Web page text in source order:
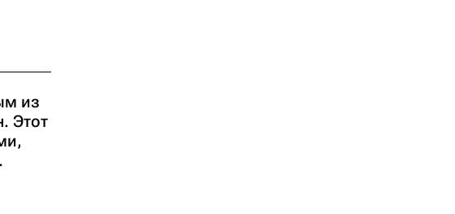
из
Этот